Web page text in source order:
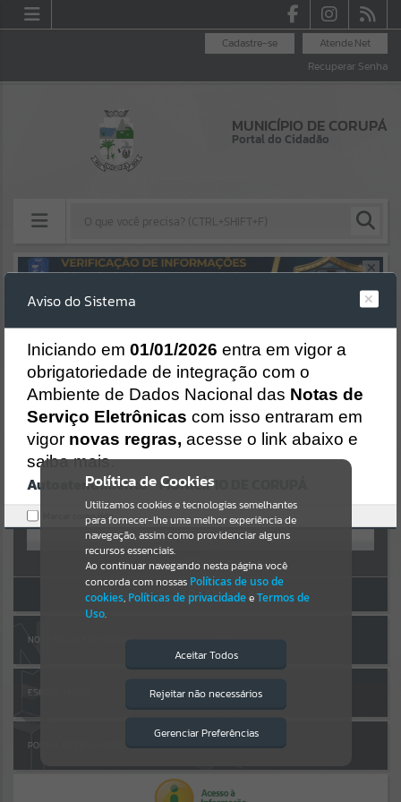
Atende.Net
Cadastre-se
Recuperar Senha
MUNICÍPIO DE CORUPÁ
Portal do Cidadão
Resultados para""
Portais
Por favor, aguarde...
NOTÍCIAS
Por favor, aguarde...
Por favor, aguarde...
SERVIÇOS
PÁGINAS
AUTOATENDIMENTO
OU
Cadastre-se|Recuperar Senha
ACESSAR SEM LOGIN
NOTA FISCAL ELETRÔNICA
ESCRITA FISCAL
PORTAL DA TRANSPARÊNCIA
Política de Cookies
Utilizamos cookies e tecnologias semelhantes
para fornecer-lhe uma melhor experiência de
navegação, assim como providenciar alguns
recursos essenciais.
Ao continuar navegando nesta página você
concorda com nossas Políticas de uso de
cookies, Políticas de privacidadeeTermos de
Uso.
Aceitar Todos
Rejeitar não necessários
Gerenciar Preferências
Isto significa que diversos recursos
providenciados poderão não estar
Aviso do Sistema
Iniciando em 01/01/2026 entra em vigor a
obrigatoriedade de integração com o
Ambiente de Dados Nacional das Notas de
Serviço Eletrônicas com isso entraram em
vigor novas regras, acesse o link abaixo e
saiba mais.
Autoatendimento - MUNICÍPIO DE CORUPÁ
Marcar como lido.
Erro
Gerenciamento do Sistema
CÓDIGO DA MENSAGEM:
Ocorreu um erro de script:
Uncaught SyntaxError: Unexpected token '('
https://corupa.atende.net/cidadao/pagina/static/bundle/wpo_index
_2_base_l2_portal_editores_sync_dd63a725aa1a3e42e62571aa199b6
7e2.js?v=816ac05d:47
Verificar Mais Detalhes